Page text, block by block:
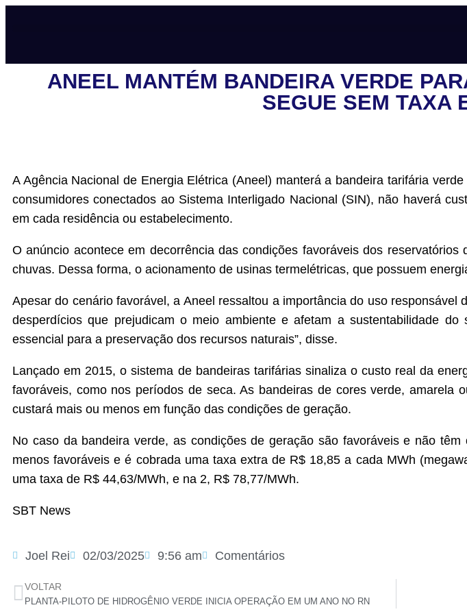
ANEEL MANTÉM BANDEIRA VERDE
SEGUE SEM TAXA
A Agência Nacional de Energia Elétrica (Aneel) manterá a bandeira tarifária
consumidores conectados ao Sistema Interligado Nacional (SIN), não haverá
em cada residência ou estabelecimento.
O anúncio acontece em decorrência das condições favoráveis dos
chuvas. Dessa forma, o acionamento de usinas termelétricas, que possuem
Apesar do cenário favorável, a Aneel ressaltou a importância do uso responsável
desperdícios que prejudicam o meio ambiente e afetam a sustentabilidade
essencial para a preservação dos recursos naturais”, disse.
Lançado em 2015, o sistema de bandeiras tarifárias sinaliza o custo real da
favoráveis, como nos períodos de seca. As bandeiras de cores verde, amarela
custará mais ou menos em função das condições de geração.
No caso da bandeira verde, as condições de geração são favoráveis e não
menos favoráveis e é cobrada uma taxa extra de R$ 18,85 a cada MWh
uma taxa de R$ 44,63/MWh, e na 2, R$ 78,77/MWh.
SBT News
Joel Rei 02/03/2025 9:56 am Comentários
VOLTAR
PLANTA-PILOTO DE HIDROGÊNIO VERDE INICIA OPERAÇÃO EM UM ANO NO RN